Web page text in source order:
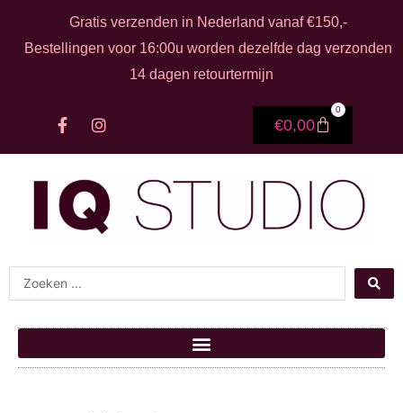
Ga naar de inhoud
Gratis verzenden in Nederland vanaf €150,-
Bestellingen voor 16:00u worden dezelfde dag verzonden
14 dagen retourtermijn
F
a
b
o
o
k
f
I
n
a
g
a
€0,00
0
Search ...